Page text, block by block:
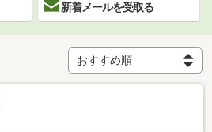
新着メールを受取る